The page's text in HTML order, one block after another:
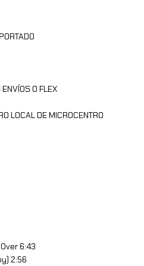
O FLEX
LOCAL DE MICROCENTRO
6:43
2:56